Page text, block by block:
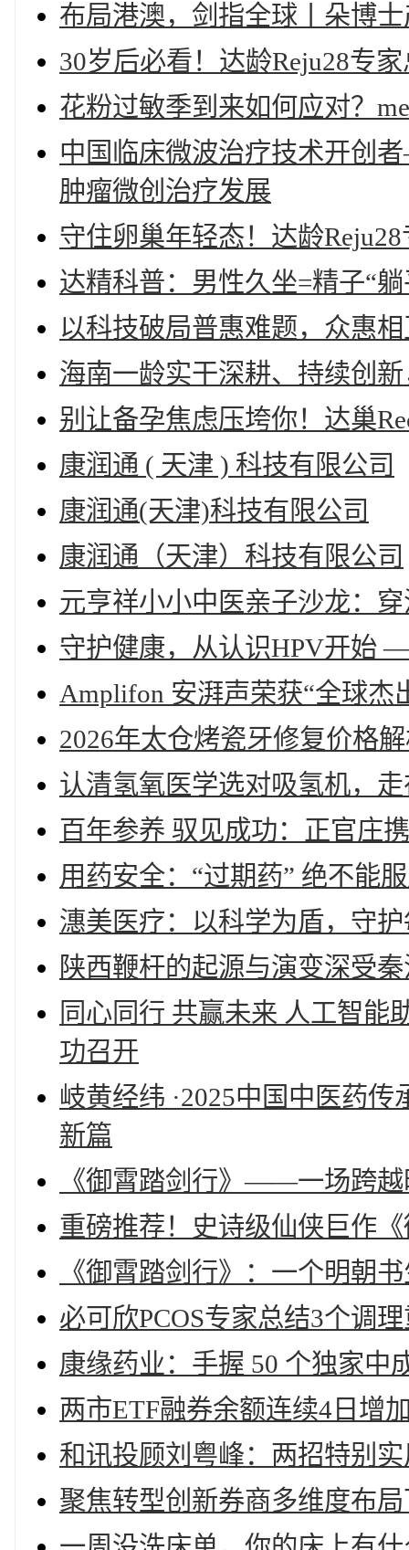
布局港澳，剑指全球丨朵博
30岁后必看！达龄Reju28专
花粉过敏季到来如何应对？
中国临床微波治疗技术开创
肿瘤微创治疗发展
守住卵巢年轻态！达龄
达精科普：男性久坐=精子“
以科技破局普惠难题，众惠
海南一龄实干深耕、持续创
别让备孕焦虑压垮你！达巢
康润通 ( 天津 ) 科技有限公司
康润通(天津)科技有限公司
康润通（天津）科技有限公司
元亨祥小小中医亲子沙龙：
守护健康，从认识HPV开始
Amplifon 安湃声荣获“全球杰
2026年太仓烤瓷牙修复价格
认清氢氧医学选对吸氢机，
百年参养 驭见成功：正官庄
用药安全：“过期药” 绝不能
潓美医疗：以科学为盾，守
陕西鞭杆的起源与演变深受
同心同行 共赢未来 人工智能
功召开
岐黄经纬 ·2025中国中医药
新篇
《御霄踏剑行》——一场跨
重磅推荐！史诗级仙侠巨作
《御霄踏剑行》：一个明朝
必可欣PCOS专家总结3个调
康缘药业：手握 50 个独家中
两市ETF融券余额连续4日增
和讯投顾刘粤峰：两招特别
聚焦转型创新券商多维度布